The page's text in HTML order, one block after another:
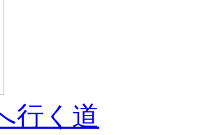
行く道